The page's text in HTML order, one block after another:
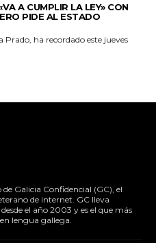
A CUMPLIR LA LEY» CON
PIDE AL ESTADO
Prado, ha recordado este jueves
Galicia Confidencial (GC), el
de internet. GC lleva
el año 2003 y es el que más
lengua gallega.